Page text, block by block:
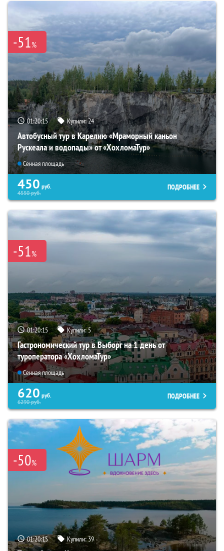
-51%
01:20:14 Купили:24
Автобусный тур в Карелию «Мраморный каньон
Рускеала и водопады» от «ХохломаТур»
Сенная площадь
450 руб.
4550руб.
ПОДРОБНЕЕ
-51%
01:20:14 Купили:5
Гастрономический тур в Выборг на 1 день от
туроператора «ХохломаТур»
Сенная площадь
620 руб.
6290руб.
ПОДРОБНЕЕ
-50%
01:20:14 Купили:39